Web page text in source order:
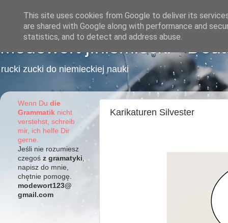
Modewort j.niemiecki -
rucki zucki do niemieckiej nauki
Karikaturen Silvester
Wenn Du die
Grammatik nicht
verstehst, schreib
mir, ich helfe Dir
gerne.
Jeśli nie rozumiesz
czegoś z gramatyki
napisz do mnie,
chętnie pomogę.
modewort123@
gmail.com
This site uses cookies from Google to deliver its
are shared with Google along with performance and
statistics, and to detect and address abuse.